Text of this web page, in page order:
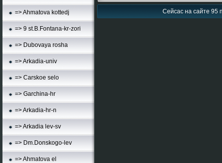
=> Ahmatova kottedj
=> 9 st.B.Fontana-kr-zori
=> Dubovaya rosha
=> Arkadia-univ
=> Carskoe selo
=> Garchina-hr
=> Arkadia-hr-n
=> Arkadia lev-sv
=> Dm.Donskogo-lev
=> Ahmatova el
Сейсас на сайте 95